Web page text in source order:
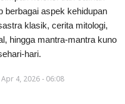
berbagai aspek kehidupan
klasik, cerita mitologi,
hingga mantra-mantra kuno
hari.
Apr 4, 2026 - 06:08